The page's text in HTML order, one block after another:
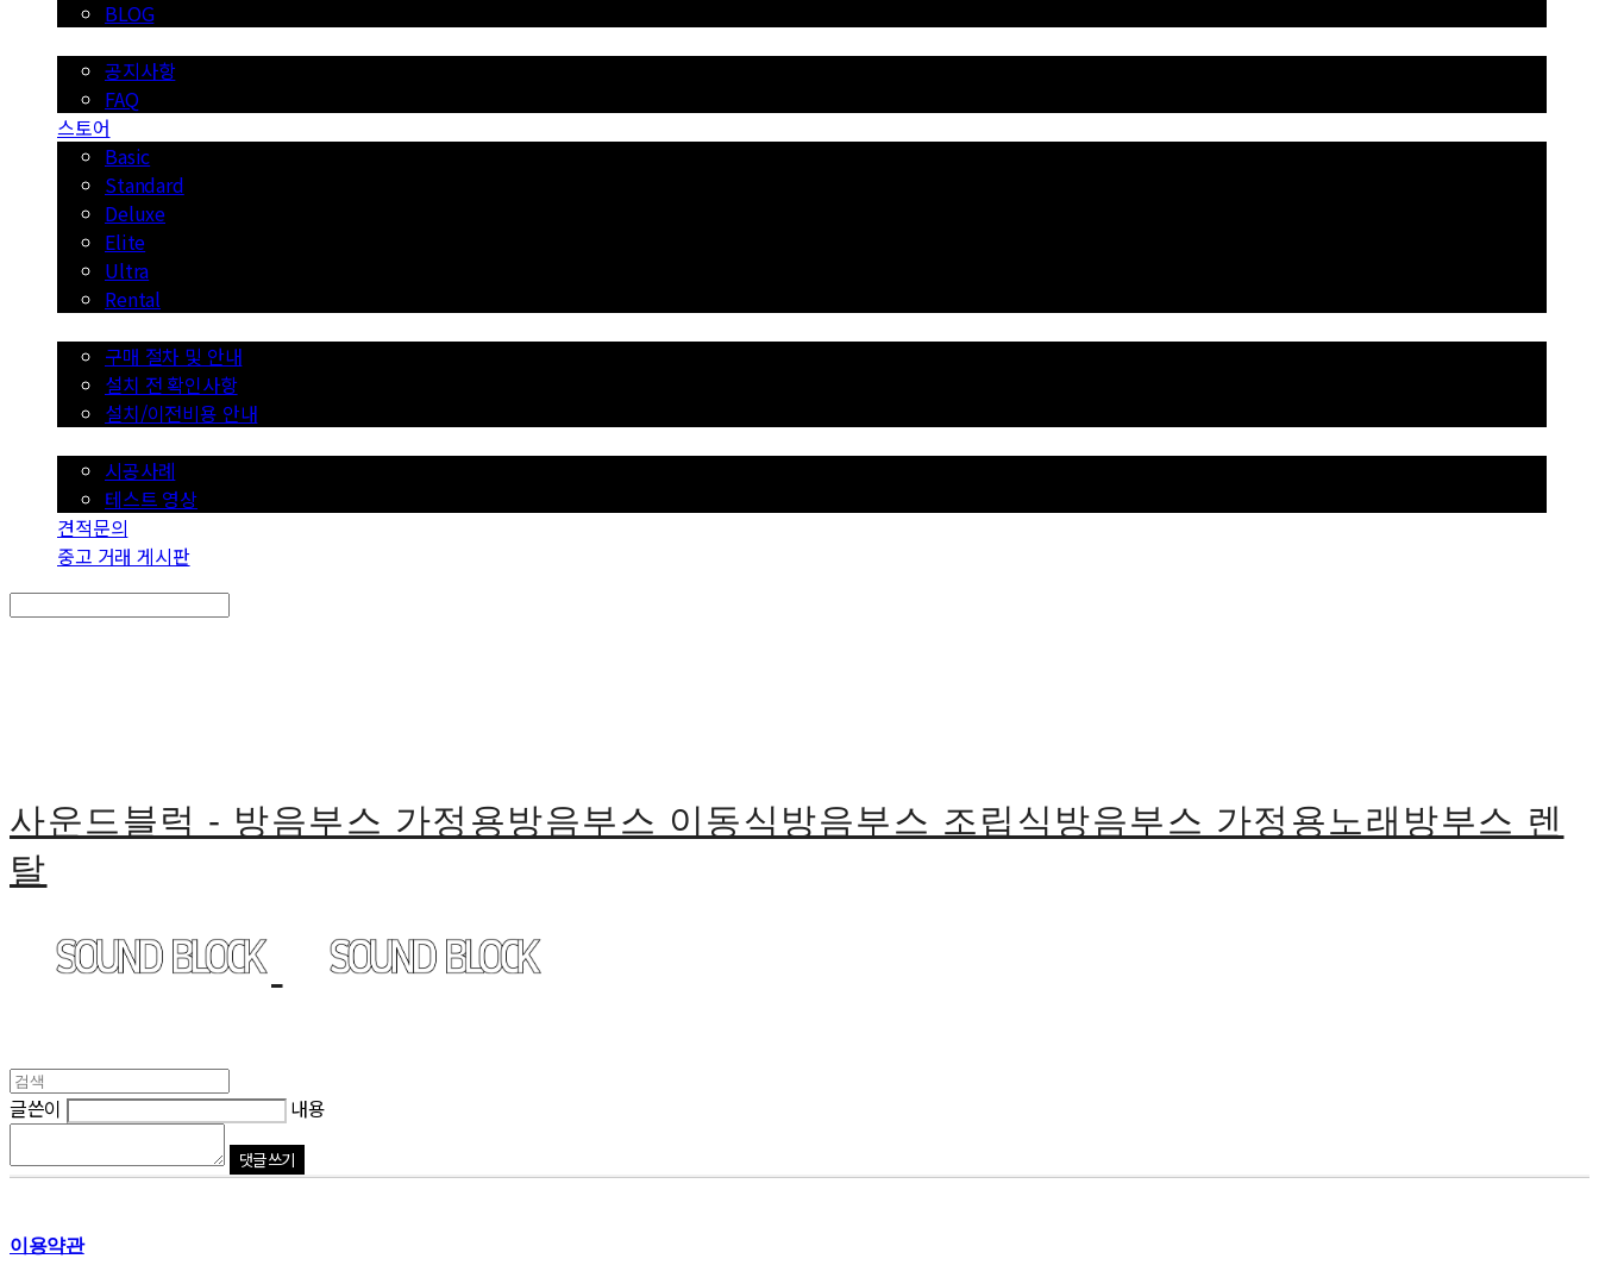
BLOG
공지사항
FAQ
스토어
Basic
Standard
Deluxe
Elite
Ultra
Rental
구매 절차 및 안내
설치 전 확인사항
설치/이전비용 안내
시공사례
테스트 영상
견적문의
중고 거래 게시판
사운드블럭 - 방음부스 가정용방음부스 이동식방음부스 조립식방음부스 가정용노래방부스 렌
탈
글쓴이 내용
댓글 쓰기
이용약관